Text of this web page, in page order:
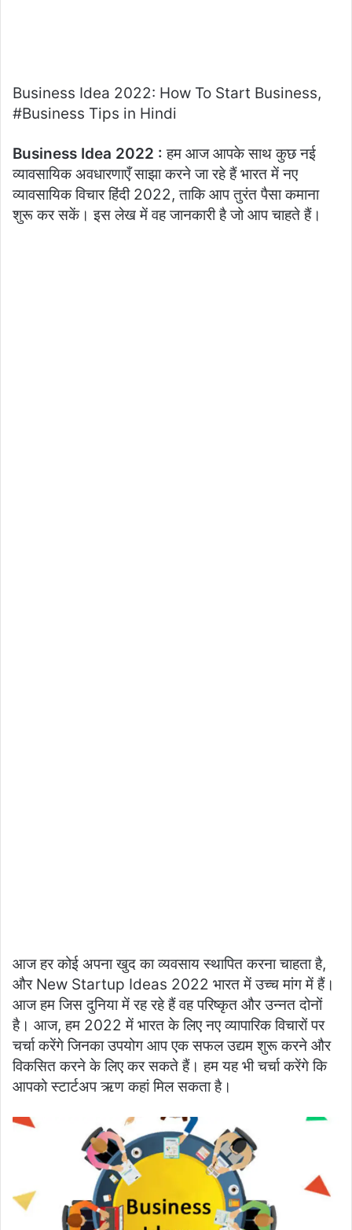
Business Idea 2022: How To Start Business,
#Business Tips in Hindi
Business Idea 2022 :हम आज आपके साथ कुछ नई
व्यावसायिक अवधारणाएँ साझा करने जा रहे हैं भारत में नए
व्यावसायिक विचार हिंदी 2022, ताकि आप तुरंत पैसा कमाना
शुरू कर सकें। इस लेख में वह जानकारी है जो आप चाहते हैं।
आज हर कोई अपना खुद का व्यवसाय स्थापित करना चाहता है,
और New Startup Ideas 2022 भारत में उच्च मांग में हैं।
आज हम जिस दुनिया में रह रहे हैं वह परिष्कृत और उन्नत दोनों
है। आज, हम 2022 में भारत के लिए नए व्यापारिक विचारों पर
चर्चा करेंगे जिनका उपयोग आप एक सफल उद्यम शुरू करने और
विकसित करने के लिए कर सकते हैं। हम यह भी चर्चा करेंगे कि
आपको स्टार्टअप ऋण कहां मिल सकता है।